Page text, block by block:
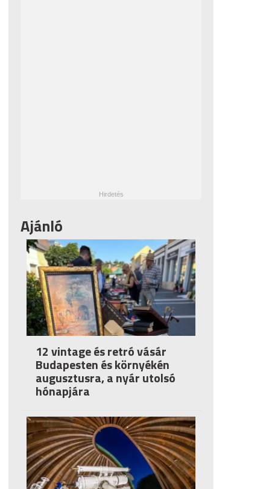
Ajánló
12 vintage és retró vásár
Budapesten és környékén
augusztusra, a nyár utolsó
hónapjára